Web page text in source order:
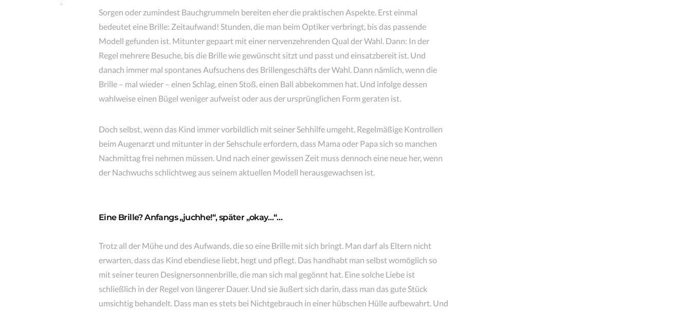
4
Sorgen oder zumindest Bauchgrummeln bereiten eher die praktischen Aspekte. Erst einmal
bedeutet eine Brille: Zeitaufwand! Stunden, die man beim Optiker verbringt, bis das passende
Modell gefunden ist. Mitunter gepaart mit einer nervenzehrenden Qual der Wahl. Dann: In der
Regel mehrere Besuche, bis die Brille wie gewünscht sitzt und passt und einsatzbereit ist. Und
danach immer mal spontanes Aufsuchens des Brillengeschäfts der Wahl. Dann nämlich, wenn die
Brille – mal wieder – einen Schlag, einen Stoß, einen Ball abbekommen hat. Und infolge dessen
wahlweise einen Bügel weniger aufweist oder aus der ursprünglichen Form geraten ist.
Doch selbst, wenn das Kind immer vorbildlich mit seiner Sehhilfe umgeht. Regelmäßige Kontrollen
beim Augenarzt und mitunter in der Sehschule erfordern, dass Mama oder Papa sich so manchen
Nachmittag frei nehmen müssen. Und nach einer gewissen Zeit muss dennoch eine neue her, wenn
der Nachwuchs schlichtweg aus seinem aktuellen Modell herausgewachsen ist.
Eine Brille? Anfangs „juchhe!“, später „okay…“…
Trotz all der Mühe und des Aufwands, die so eine Brille mit sich bringt. Man darf als Eltern nicht
erwarten, dass das Kind ebendiese liebt, hegt und pflegt. Das handhabt man selbst womöglich so
mit seiner teuren Designersonnenbrille, die man sich mal gegönnt hat. Eine solche Liebe ist
schließlich in der Regel von längerer Dauer. Und sie äußert sich darin, dass man das gute Stück
umsichtig behandelt. Dass man es stets bei Nichtgebrauch in einer hübschen Hülle aufbewahrt. Und